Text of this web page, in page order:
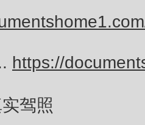
https://
驾照